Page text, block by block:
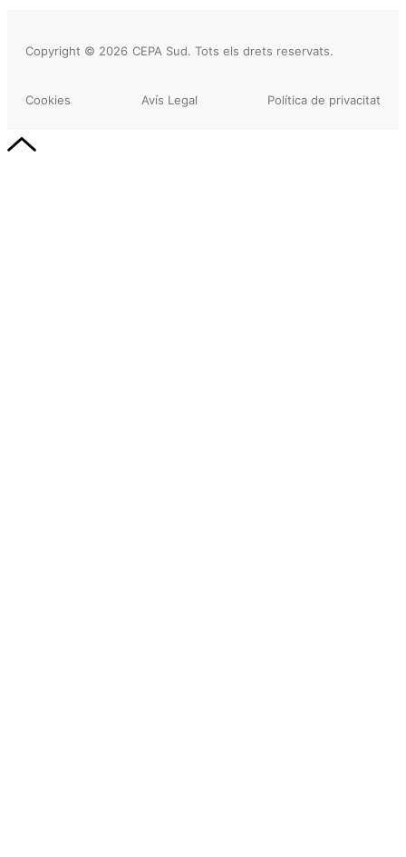
Copyright © 2026 CEPA Sud. Tots els drets reservats.
Cookies Avís Legal Política de privacitat